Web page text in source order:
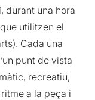
durant una hora
utilitzen el
Cada una
punt de vista
recreatiu,
a la peça i